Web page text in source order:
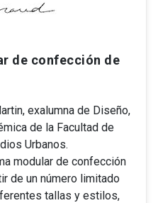
de confección de
exalumna de Diseño,
de la Facultad de
Urbanos.
modular de confección
de un número limitado
tallas y estilos,